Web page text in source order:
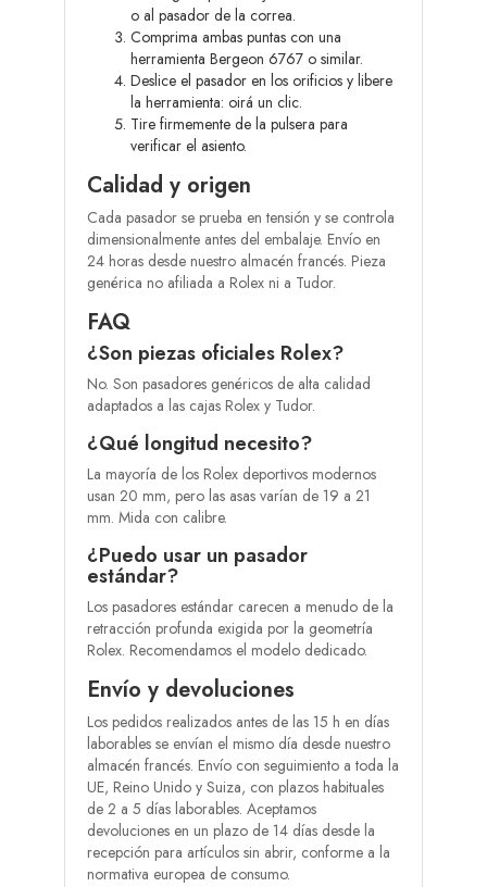
o al pasador de la correa.
Comprima ambas puntas con una
herramienta Bergeon 6767 o similar.
Deslice el pasador en los orificios y libere
la herramienta: oirá un clic.
Tire firmemente de la pulsera para
verificar el asiento.
Calidad y origen
Cada pasador se prueba en tensión y se controla
dimensionalmente antes del embalaje. Envío en
24 horas desde nuestro almacén francés. Pieza
genérica no afiliada a Rolex ni a Tudor.
FAQ
¿Son piezas oficiales Rolex?
No. Son pasadores genéricos de alta calidad
adaptados a las cajas Rolex y Tudor.
¿Qué longitud necesito?
La mayoría de los Rolex deportivos modernos
usan 20 mm, pero las asas varían de 19 a 21
mm. Mida con calibre.
¿Puedo usar un pasador
estándar?
Los pasadores estándar carecen a menudo de la
retracción profunda exigida por la geometría
Rolex. Recomendamos el modelo dedicado.
Envío y devoluciones
Los pedidos realizados antes de las 15 h en días
laborables se envían el mismo día desde nuestro
almacén francés. Envío con seguimiento a toda la
UE, Reino Unido y Suiza, con plazos habituales
de 2 a 5 días laborables. Aceptamos
devoluciones en un plazo de 14 días desde la
recepción para artículos sin abrir, conforme a la
normativa europea de consumo.